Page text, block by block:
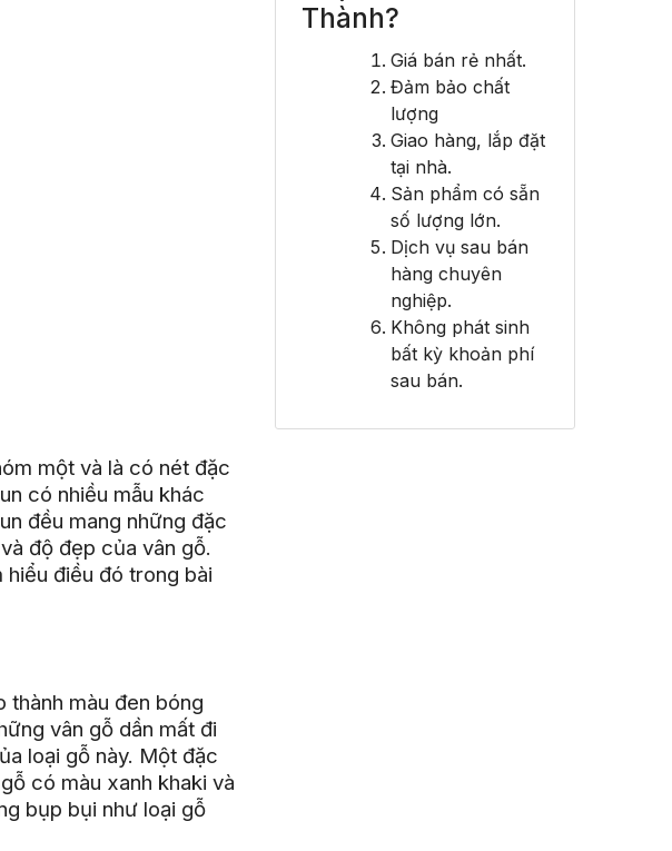
Thành?
Giá bán rẻ nhất.
Đảm bảo chất
lượng
Giao hàng, lắp đặt
tại nhà.
Sản phẩm có sẵn
số lượng lớn.
Dịch vụ sau bán
hàng chuyên
nghiệp.
Không phát sinh
bất kỳ khoản phí
sau bán.
một và là có nét đặc
có nhiều mẫu khác
đều mang những đặc
độ đẹp của vân gỗ.
hiểu điều đó trong bài
thành màu đen bóng
vân gỗ dần mất đi
loại gỗ này. Một đặc
có màu xanh khaki và
bụp bụi như loại gỗ